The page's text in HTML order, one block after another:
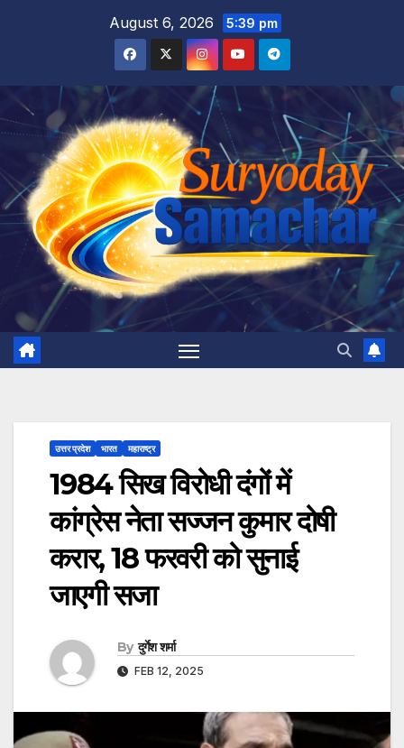
August 6, 2026 5:39 pm
उत्तर प्रदेश भारत महाराष्ट्र
1984 सिख विरोधी दंगों में
कांग्रेस नेता सज्जन कुमार दोषी
करार, 18 फरवरी को सुनाई
जाएगी सजा
By दुर्गेश शर्मा
FEB 12, 2025